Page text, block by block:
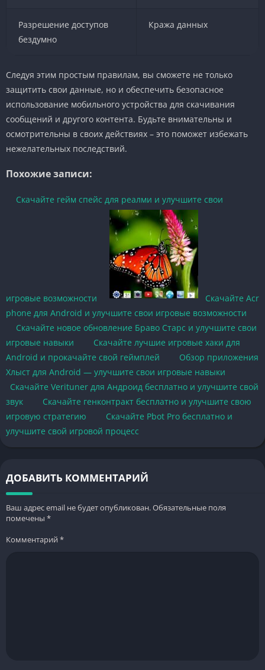
Разрешение доступов
бездумно
Кража данных
Следуя этим простым правилам, вы сможете не только
защитить свои данные, но и обеспечить безопасное
использование мобильного устройства для скачивания
сообщений и другого контента. Будьте внимательны и
осмотрительны в своих действиях – это поможет избежать
нежелательных последствий.
Похожие записи:
Скачайте гейм спейс для реалми и улучшите свои
игровые возможности
Скачайте Acr
phone для Android и улучшите свои игровые возможности
Скачайте новое обновление Браво Старс и улучшите свои
игровые навыки
Скачайте лучшие игровые хаки для
Android и прокачайте свой геймплей
Обзор приложения
Хлыст для Android — улучшите свои игровые навыки
Скачайте Verituner для Андроид бесплатно и улучшите свой
звук
Скачайте генконтракт бесплатно и улучшите свою
игровую стратегию
Скачайте Pbot Pro бесплатно и
улучшите свой игровой процесс
ДОБАВИТЬ КОММЕНТАРИЙ
Ваш адрес email не будет опубликован.Обязательные поля
помечены *
Комментарий*